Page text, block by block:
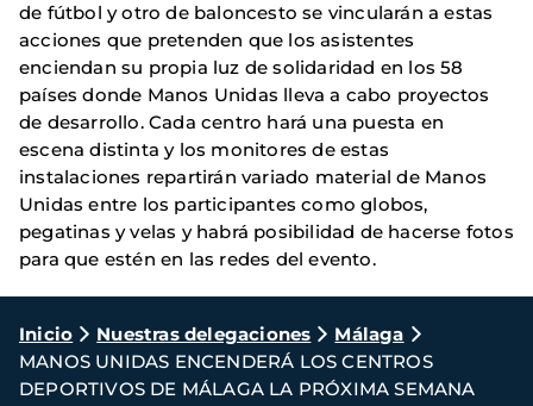
de fútbol y otro de baloncesto se vincularán a estas
acciones que pretenden que los asistentes
enciendan su propia luz de solidaridad en los 58
países donde Manos Unidas lleva a cabo proyectos
de desarrollo. Cada centro hará una puesta en
escena distinta y los monitores de estas
instalaciones repartirán variado material de Manos
Unidas entre los participantes como globos,
pegatinas y velas y habrá posibilidad de hacerse fotos
para que estén en las redes del evento.
Ruta
de
Inicio Nuestras delegaciones
Málaga
MANOS UNIDAS ENCENDERÁ LOS CENTROS
DEPORTIVOS DE MÁLAGA LA PRÓXIMA SEMANA